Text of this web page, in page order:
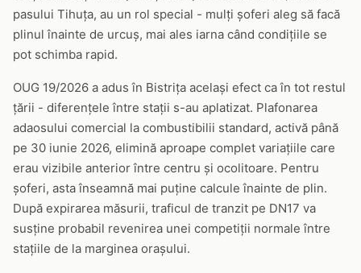
pasului Tihuța, au un rol special - mulți șoferi aleg să facă
plinul înainte de urcuș, mai ales iarna când condițiile se
pot schimba rapid.
OUG 19/2026 a adus în Bistrița același efect ca în tot restul
țării - diferențele între stații s-au aplatizat. Plafonarea
adaosului comercial la combustibilii standard, activă până
pe 30 iunie 2026, elimină aproape complet variațiile care
erau vizibile anterior între centru și ocolitoare. Pentru
șoferi, asta înseamnă mai puține calcule înainte de plin.
După expirarea măsurii, traficul de tranzit pe DN17 va
susține probabil revenirea unei competiții normale între
stațiile de la marginea orașului.